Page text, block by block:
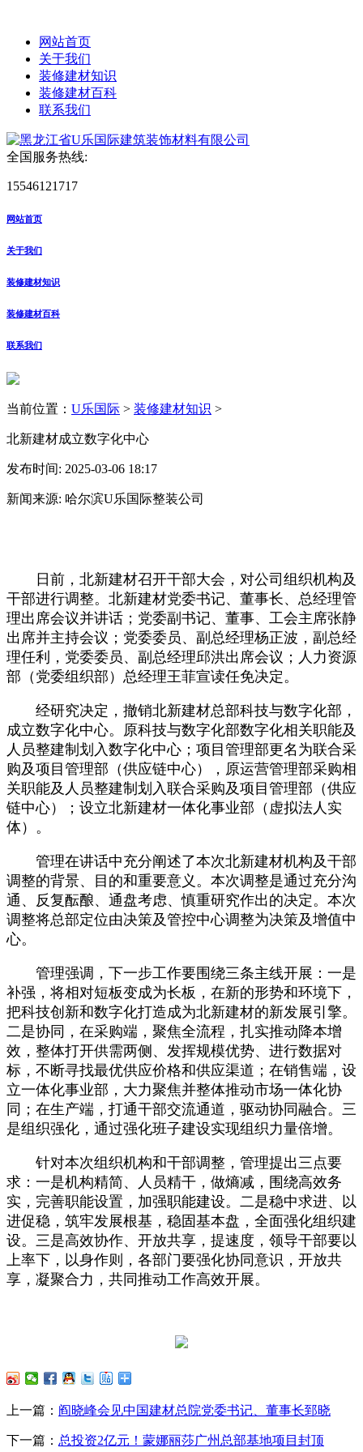
网站首页
关于我们
装修建材知识
装修建材百科
联系我们
全国服务热线:
15546121717
网站首页
关于我们
装修建材知识
装修建材百科
联系我们
当前位置： U乐国际 > 装修建材知识 >
北新建材成立数字化中心
发布时间: 2025-03-06 18:17
新闻来源: 哈尔滨U乐国际整装公司
日前，北新建材召开干部大会，对公司组织机构及
干部进行调整。北新建材党委书记、董事长、总经理管
理出席会议并讲话；党委副书记、董事、工会主席张静
出席并主持会议；党委委员、副总经理杨正波，副总经
理任利，党委委员、副总经理邱洪出席会议；人力资源
部（党委组织部）总经理王菲宣读任免决定。
经研究决定，撤销北新建材总部科技与数字化部，
成立数字化中心。原科技与数字化部数字化相关职能及
人员整建制划入数字化中心；项目管理部更名为联合采
购及项目管理部（供应链中心），原运营管理部采购相
关职能及人员整建制划入联合采购及项目管理部（供应
链中心）；设立北新建材一体化事业部（虚拟法人实
体）。
管理在讲话中充分阐述了本次北新建材机构及干部
调整的背景、目的和重要意义。本次调整是通过充分沟
通、反复酝酿、通盘考虑、慎重研究作出的决定。本次
调整将总部定位由决策及管控中心调整为决策及增值中
心。
管理强调，下一步工作要围绕三条主线开展：一是
补强，将相对短板变成为长板，在新的形势和环境下，
把科技创新和数字化打造成为北新建材的新发展引擎。
二是协同，在采购端，聚焦全流程，扎实推动降本增
效，整体打开供需两侧、发挥规模优势、进行数据对
标，不断寻找最优供应价格和供应渠道；在销售端，设
立一体化事业部，大力聚焦并整体推动市场一体化协
同；在生产端，打通干部交流通道，驱动协同融合。三
是组织强化，通过强化班子建设实现组织力量倍增。
针对本次组织机构和干部调整，管理提出三点要
求：一是机构精简、人员精干，做熵减，围绕高效务
实，完善职能设置，加强职能建设。二是稳中求进、以
进促稳，筑牢发展根基，稳固基本盘，全面强化组织建
设。三是高效协作、开放共享，提速度，领导干部要以
上率下，以身作则，各部门要强化协同意识，开放共
享，凝聚合力，共同推动工作高效开展。
上一篇： 阎晓峰会见中国建材总院党委书记、董事长郅晓
下一篇： 总投资2亿元！蒙娜丽莎广州总部基地项目封顶